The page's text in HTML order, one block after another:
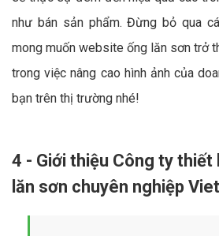
như bán sản phẩm. Đừng bỏ qua
mong muốn website ống lăn sơn trở
trong việc nâng cao hình ảnh của
bạn trên thị trường nhé!
4 - Giới thiệu Công ty thiết
lăn sơn chuyên nghiệp